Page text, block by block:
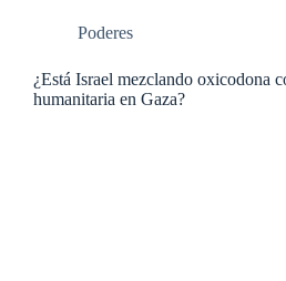
Poderes
¿Está Israel mezclando oxicodona
humanitaria en Gaza?